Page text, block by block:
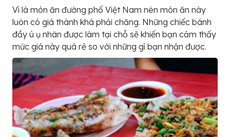
Vì là món ăn đường phố Việt Nam nên món ăn này
luôn có giá thành khá phải chăng. Những chiếc bánh
đầy ú ụ nhân được làm tại chỗ sẽ khiến bạn cảm thấy
mức giá này quá rẻ so với những gì bạn nhận được.